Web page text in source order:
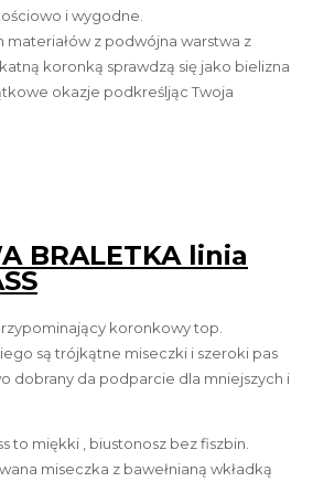
i wygodne.
materiałów z podwójna warstwa z
koronką sprawdzą się jako bielizna
okazje podkreśljąc Twoja
BRALETKA linia
koronkowy top.
są trójkątne miseczki i szeroki pas
dobrany da podparcie dla mniejszych i
to miękki , biustonosz bez fiszbin.
miseczka z bawełnianą wkładką